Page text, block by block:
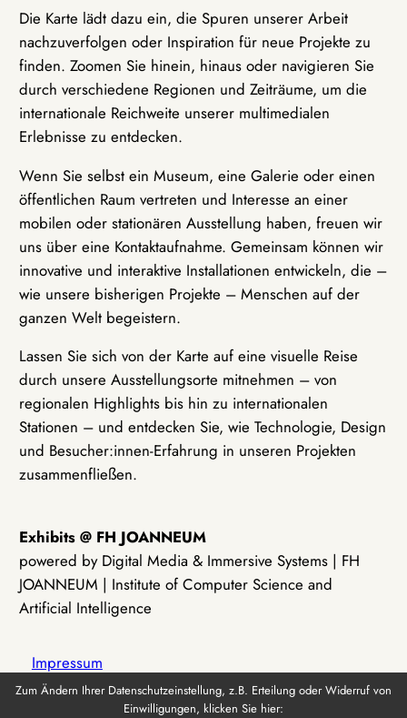
Die Karte lädt dazu ein, die Spuren unserer Arbeit
nachzuverfolgen oder Inspiration für neue Projekte zu
finden. Zoomen Sie hinein, hinaus oder navigieren Sie
durch verschiedene Regionen und Zeiträume, um die
internationale Reichweite unserer multimedialen
Erlebnisse zu entdecken.
Wenn Sie selbst ein Museum, eine Galerie oder einen
öffentlichen Raum vertreten und Interesse an einer
mobilen oder stationären Ausstellung haben, freuen wir
uns über eine Kontaktaufnahme. Gemeinsam können wir
innovative und interaktive Installationen entwickeln, die –
wie unsere bisherigen Projekte – Menschen auf der
ganzen Welt begeistern.
Lassen Sie sich von der Karte auf eine visuelle Reise
durch unsere Ausstellungsorte mitnehmen – von
regionalen Highlights bis hin zu internationalen
Stationen – und entdecken Sie, wie Technologie, Design
und Besucher:innen-Erfahrung in unseren Projekten
zusammenfließen.
Exhibits @ FH JOANNEUM
powered by Digital Media & Immersive Systems | FH
JOANNEUM | Institute of Computer Science and
Artificial Intelligence
Impressum
Zum Ändern Ihrer Datenschutzeinstellung, z.B. Erteilung oder Widerruf von
Einwilligungen, klicken Sie hier: